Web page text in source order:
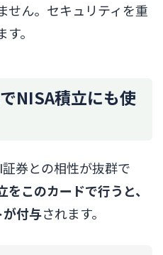
せん。セキュリティを重
。
NISA積立にも使
券との相性が抜群で
このカードで行うと、
付与されます。